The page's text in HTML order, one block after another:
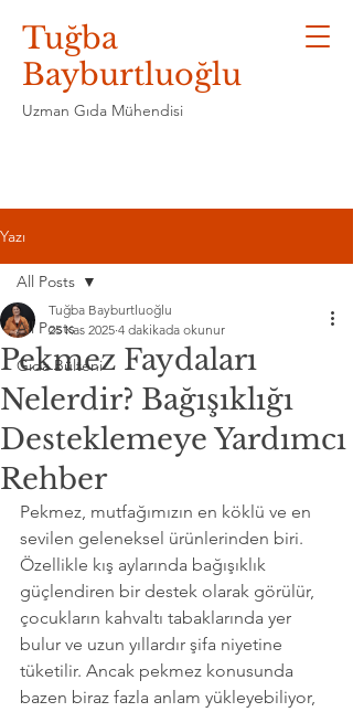
Tuğba
Bayburtluoğlu
Uzman Gıda Mühendisi
Yazı
All Posts
Gıda Bülteni
All Posts
Pekmez Faydaları
Nelerdir? Bağışıklığı
Desteklemeye Yardımcı
Rehber
Tuğba Bayburtluoğlu
25 Kas 2025 4 dakikada okunur
Pekmez, mutfağımızın en köklü ve en
sevilen geleneksel ürünlerinden biri.
Özellikle kış aylarında bağışıklık
güçlendiren bir destek olarak görülür,
çocukların kahvaltı tabaklarında yer
bulur ve uzun yıllardır şifa niyetine
tüketilir. Ancak pekmez konusunda
bazen biraz fazla anlam yükleyebiliyor,